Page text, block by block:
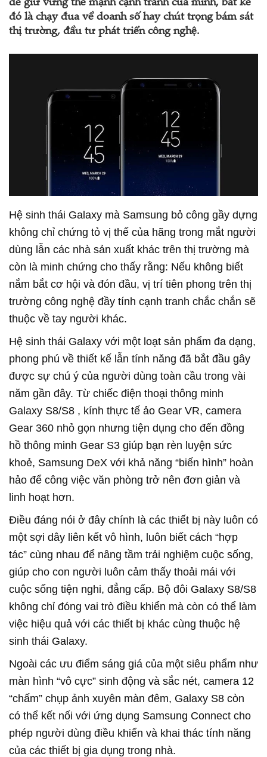
để giữ vững thế mạnh cạnh tranh của mình, bất kể
đó là chạy đua về doanh số hay chút trọng bám sát
thị trường, đầu tư phát triển công nghệ.
Hệ sinh thái Galaxy mà Samsung bỏ công gầy dựng
không chỉ chứng tỏ vị thế của hãng trong mắt người
dùng lẫn các nhà sản xuất khác trên thị trường mà
còn là minh chứng cho thấy rằng: Nếu không biết
nắm bắt cơ hội và đón đầu, vị trí tiên phong trên thị
trường công nghệ đầy tính cạnh tranh chắc chắn sẽ
thuộc về tay người khác.
Hệ sinh thái Galaxy với một loạt sản phẩm đa dạng,
phong phú về thiết kế lẫn tính năng đã bắt đầu gây
được sự chú ý của người dùng toàn cầu trong vài
năm gần đây. Từ chiếc điện thoại thông minh
Galaxy S8/S8 , kính thực tế ảo Gear VR, camera
Gear 360 nhỏ gọn nhưng tiện dụng cho đến đồng
hồ thông minh Gear S3 giúp bạn rèn luyện sức
khoẻ, Samsung DeX với khả năng “biến hình” hoàn
hảo để công việc văn phòng trở nên đơn giản và
linh hoạt hơn.
Điều đáng nói ở đây chính là các thiết bị này luôn có
một sợi dây liên kết vô hình, luôn biết cách “hợp
tác” cùng nhau để nâng tầm trải nghiệm cuộc sống,
giúp cho con người luôn cảm thấy thoải mái với
cuộc sống tiện nghi, đẳng cấp. Bộ đôi Galaxy S8/S8
không chỉ đóng vai trò điều khiển mà còn có thể làm
việc hiệu quả với các thiết bị khác cùng thuộc hệ
sinh thái Galaxy.
Ngoài các ưu điểm sáng giá của một siêu phẩm như
màn hình “vô cực” sinh động và sắc nét, camera 12
“chấm” chụp ảnh xuyên màn đêm, Galaxy S8 còn
có thể kết nối với ứng dụng Samsung Connect cho
phép người dùng điều khiển và khai thác tính năng
của các thiết bị gia dụng trong nhà.